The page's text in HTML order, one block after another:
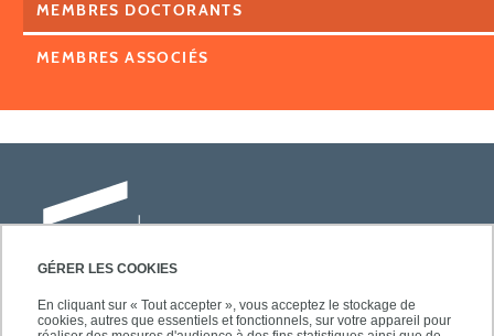
GÉRER LES COOKIES
En cliquant sur « Tout accepter », vous acceptez le stockage de
cookies, autres que essentiels et fonctionnels, sur votre appareil pour
MEMBRES DOCTORANTS
MEMBRES ASSOCIÉS
Université Paris-Est Créteil